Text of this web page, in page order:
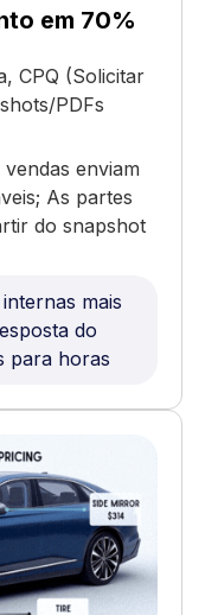
em 70%
CPQ (Solicitar
PDFs
enviam
As partes
do snapshot
mais
do
para horas